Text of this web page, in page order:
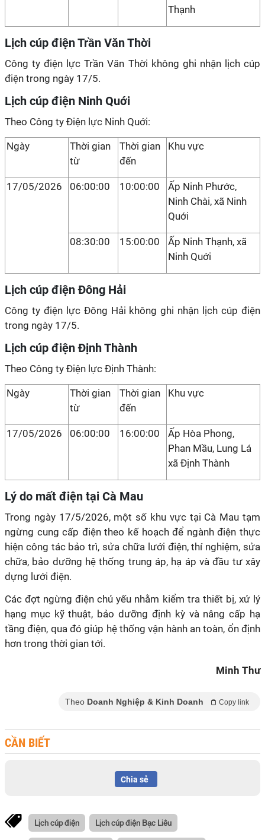
Thạnh
Lịch cúp điện Trần Văn Thời
Công ty điện lực Trần Văn Thời không ghi nhận lịch cúp
điện trong ngày 17/5.
Lịch cúp điện Ninh Quới
Theo Công ty Điện lực Ninh Quới:
Ngày
Thời gian
từ
Thời gian
đến
Khu vực
17/05/2026 06:00:00 10:00:00
Ấp Ninh Phước,
Ninh Chài, xã Ninh
Quới
08:30:00 15:00:00
Ấp Ninh Thạnh, xã
Ninh Quới
Lịch cúp điện Đông Hải
Công ty điện lực Đông Hải không ghi nhận lịch cúp điện
trong ngày 17/5.
Lịch cúp điện Định Thành
Theo Công ty Điện lực Định Thành:
Ngày
Thời gian
từ
Thời gian
đến
Khu vực
17/05/2026 06:00:00 16:00:00
Ấp Hòa Phong,
Phan Mầu, Lung Lá
xã Định Thành
Lý do mất điện tại Cà Mau
Trong ngày 17/5/2026, một số khu vực tại Cà Mau tạm
ngừng cung cấp điện theo kế hoạch để ngành điện thực
hiện công tác bảo trì, sửa chữa lưới điện, thí nghiệm, sửa
chữa, bảo dưỡng hệ thống trung áp, hạ áp và đầu tư xây
dựng lưới điện.
Các đợt ngừng điện chủ yếu nhằm kiểm tra thiết bị, xử lý
hạng mục kỹ thuật, bảo dưỡng định kỳ và nâng cấp hạ
tầng điện, qua đó giúp hệ thống vận hành an toàn, ổn định
hơn trong thời gian tới.
Minh Thư
Theo Doanh Nghiệp & Kinh Doanh Copy link
CẦN BIẾT
Chia sẻ
Lịch cúp điện Lịch cúp điện Bạc Liêu